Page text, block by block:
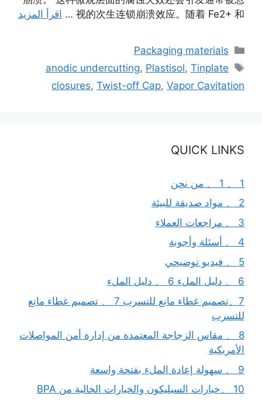
视的次生连锁崩溃效应。随着 Fe2+ 和 …
اقرأ المزيد
التصنيفات
Packaging materials
الوسوم
anodic undercutting, Plastisol, Tinplate
closures, Twist-off Cap, Vapor Cavitation
QUICK LINKS
1 、 1 、 من نحن
2 、 مواد صديقة للبيئة
3 、 مراجعات العملاء
4 、 أسئلة وأجوبة
5 、 فيديو توضيحي
6 、 دليل الملء 6 、 دليل الملء
7、تصميم غطاء مانع للتسرب 7 、 تصميم غطاء مانع
للتسرب
8 、 مقاس الزجاجة المعتمدة من إدارة أمن المواصلات
الأمريكية
9 、 سهولة إعادة الملء بفتحة واسعة
10 、خيارات السيليكون والخيارات الخالية من BPA